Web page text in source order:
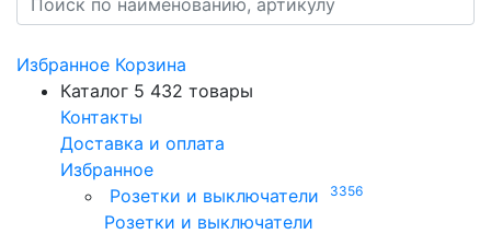
Избранное Корзина
Каталог 5 432 товары
Контакты
Доставка и оплата
Избранное
Розетки и выключатели
3356
Розетки и выключатели